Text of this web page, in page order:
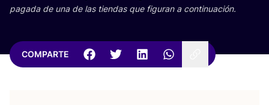
paga­da de una de las tien­das que figu­ran a continuación.
COMPARTE